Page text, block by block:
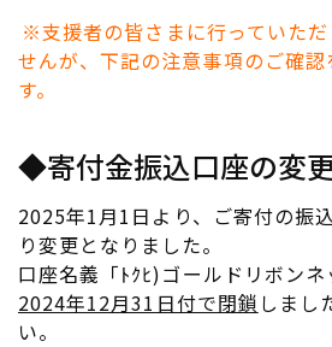
※支援者の皆さまに行っていた
せんが、下記の注意事項のご確認
す。
◆寄付金振込口座の変
2025年1月1日より、ご寄付の振
り変更となりました。
口座名義「ﾄｸﾋ)ゴールドリボンネ
2024年12月31日付で閉鎖 しまし
い。